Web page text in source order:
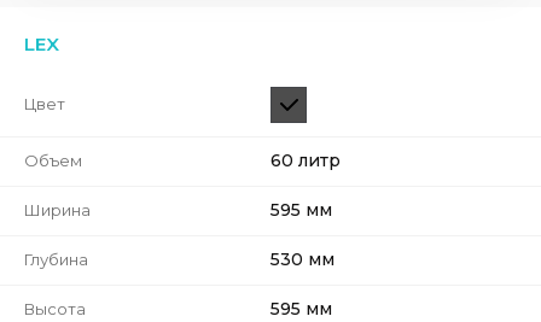
LEX
Цвет
Объем 60 литр
Ширина 595 мм
Глубина 530 мм
Высота 595 мм